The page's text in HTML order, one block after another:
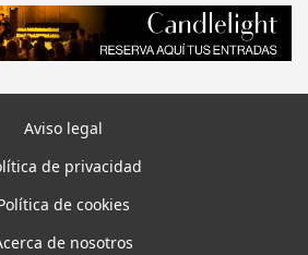
Aviso legal
de privacidad
de cookies
de nosotros